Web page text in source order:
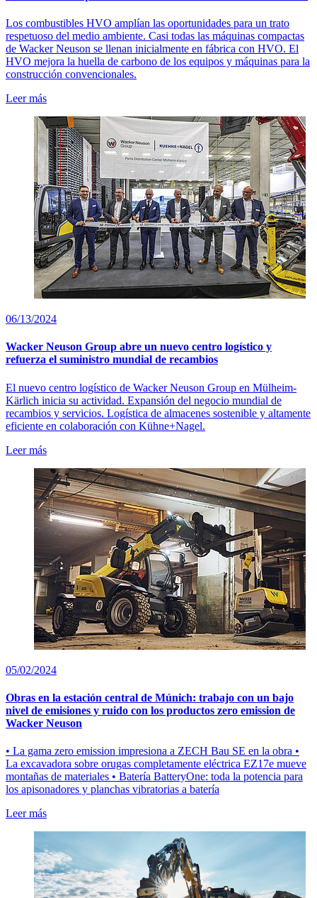
Los combustibles HVO amplían las oportunidades para un trato
respetuoso del medio ambiente. Casi todas las máquinas compactas
de Wacker Neuson se llenan inicialmente en fábrica con HVO. El
HVO mejora la huella de carbono de los equipos y máquinas para la
construcción convencionales.
Leer más
06/13/2024
Wacker Neuson Group abre un nuevo centro logístico y
refuerza el suministro mundial de recambios
El nuevo centro logístico de Wacker Neuson Group en Mülheim-
Kärlich inicia su actividad. Expansión del negocio mundial de
recambios y servicios. Logística de almacenes sostenible y altamente
eficiente en colaboración con Kühne+Nagel.
Leer más
05/02/2024
Obras en la estación central de Múnich: trabajo con un bajo
nivel de emisiones y ruido con los productos zero emission de
Wacker Neuson
• La gama zero emission impresiona a ZECH Bau SE en la obra •
La excavadora sobre orugas completamente eléctrica EZ17e mueve
montañas de materiales • Batería BatteryOne: toda la potencia para
los apisonadores y planchas vibratorias a batería
Leer más